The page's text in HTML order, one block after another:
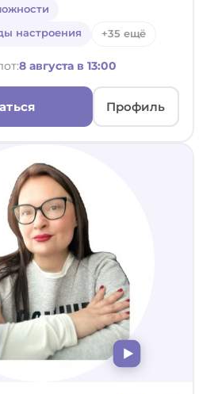
настроения
+35 ещё
8 августа в 13:00
Профиль